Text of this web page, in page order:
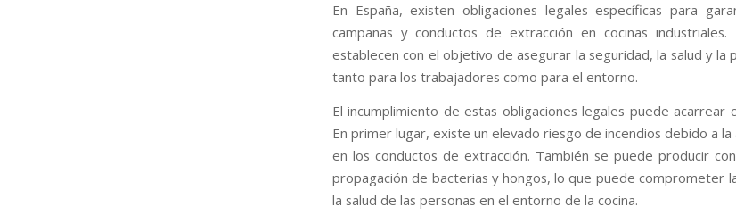
En España, existen obligaciones legales específicas para
campanas y conductos de extracción en cocinas industriales.
establecen con el objetivo de asegurar la seguridad, la salud y la
tanto para los trabajadores como para el entorno.
El incumplimiento de estas obligaciones legales puede acarrear
En primer lugar, existe un elevado riesgo de incendios debido a la
en los conductos de extracción. También se puede producir
propagación de bacterias y hongos, lo que puede comprometer
la salud de las personas en el entorno de la cocina.